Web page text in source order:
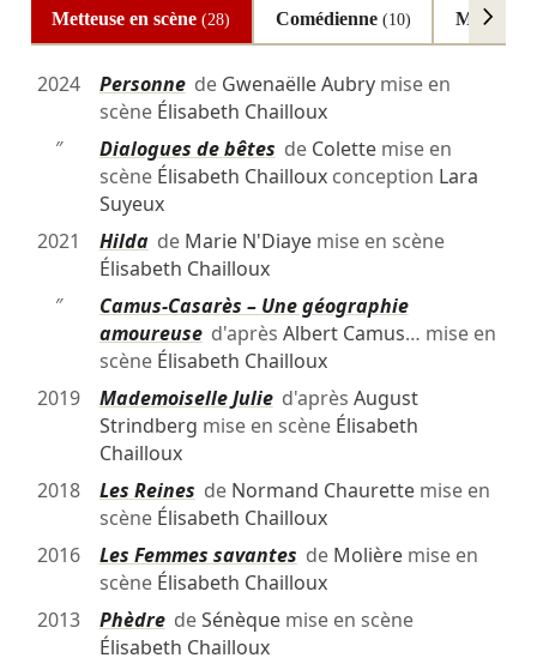
Metteuse en scène(28) Comédienne (10) Mise en
2024 Personnede Gwenaëlle Aubrymise en
scène Élisabeth Chailloux
″
Dialogues de bêtes de Colettemise en
scène Élisabeth Chaillouxconception Lara
Suyeux
2021
Hildade Marie N'Diayemise en scène
Élisabeth Chailloux
″
Camus-Casarès – Une géographie
amoureused'après Albert Camus… mise en
scène Élisabeth Chailloux
2019
Mademoiselle Julied'après August
Strindberg mise en scène Élisabeth
Chailloux
2018
Les Reines de Normand Chaurettemise en
scène Élisabeth Chailloux
2016
Les Femmes savantes de Molièremise en
scène Élisabeth Chailloux
2013
PhèdredeSénèquemise en scène
Élisabeth Chailloux